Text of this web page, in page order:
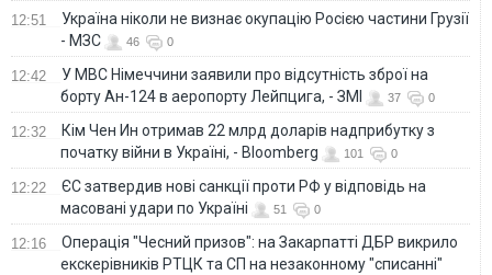
12:51
Україна ніколи не визнає окупацію Росією частини Грузії
- МЗС
46 0
12:42
У МВС Німеччини заявили про відсутність зброї на
борту Ан-124 в аеропорту Лейпцига, - ЗМІ
37 0
12:32
Кім Чен Ин отримав 22 млрд доларів надприбутку з
початку війни в Україні, - Bloomberg
101 0
12:22
ЄС затвердив нові санкції проти РФ у відповідь на
масовані удари по Україні
51 0
12:16
Операція "Чесний призов": на Закарпатті ДБР викрило
екскерівників РТЦК та СП на незаконному "списанні"